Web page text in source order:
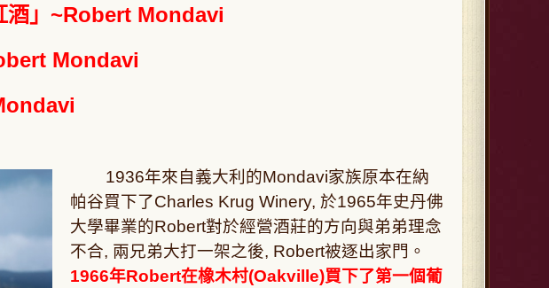
酒」~Robert Mondavi
Mondavi
1936年來自義大利的Mondavi家族原本在納
帕谷買下了Charles Krug Winery, 於1965年史丹佛
大學畢業的Robert對於經營酒莊的方向與弟弟理念
不合, 兩兄弟大打一架之後, Robert被逐出家門。
1966年Robert在橡木村(Oakville)買下了第一個葡